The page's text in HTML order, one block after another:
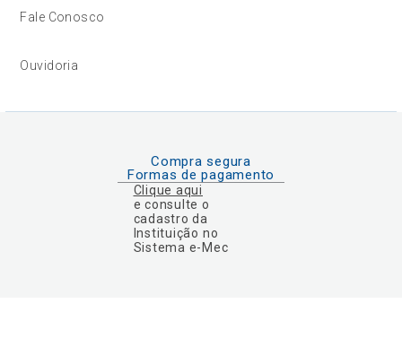
Fale Conosco
Ouvidoria
Compra segura
Formas de pagamento
Clique aqui
e consulte o
cadastro da
Instituição no
Sistema e-Mec